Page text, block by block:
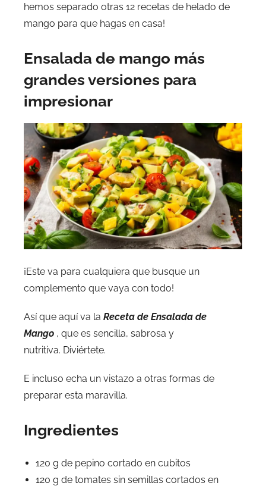
hemos separado otras 12 recetas de helado de
mango para que hagas en casa!
Ensalada de mango más
grandes versiones para
impresionar
¡Este va para cualquiera que busque un
complemento que vaya con todo!
Así que aquí va la Receta de Ensalada de
Mango , que es sencilla, sabrosa y
nutritiva. Diviértete.
E incluso echa un vistazo a otras formas de
preparar esta maravilla.
Ingredientes
120 g de pepino cortado en cubitos
120 g de tomates sin semillas cortados en